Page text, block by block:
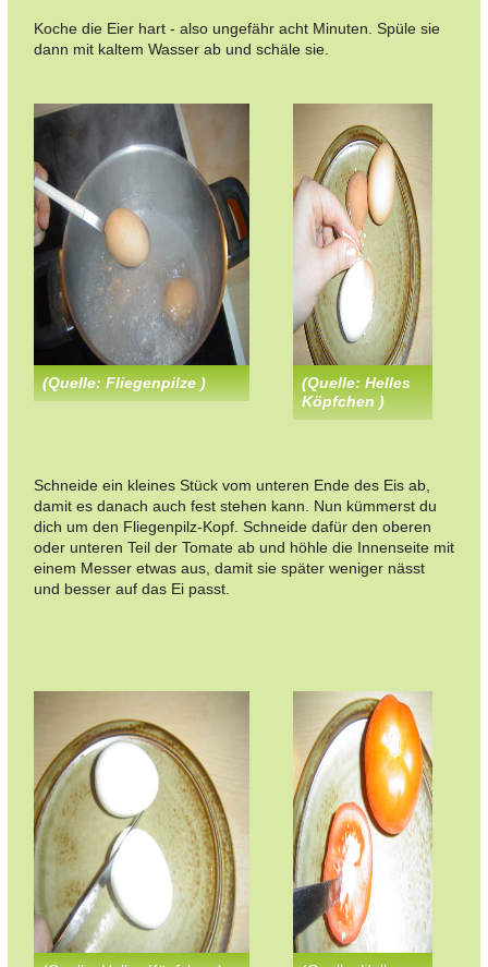
Koche die Eier hart - also ungefähr acht Minuten. Spüle sie
dann mit kaltem Wasser ab und schäle sie.
(Quelle: Fliegenpilze )
(Quelle: Helles
Köpfchen )
Schneide ein kleines Stück vom unteren Ende des Eis ab,
damit es danach auch fest stehen kann. Nun kümmerst du
dich um den Fliegenpilz-Kopf. Schneide dafür den oberen
oder unteren Teil der Tomate ab und höhle die Innenseite mit
einem Messer etwas aus, damit sie später weniger nässt
und besser auf das Ei passt.